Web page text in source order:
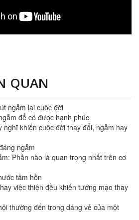
QUAN
ngẫm lại cuộc đời
để có được hạnh phúc
nghĩ khiến cuộc đời thay đổi, ngẫm hay
ngẫm
Phần nào là quan trọng nhất trên cơ
tâm hồn
việc thiện đều khiến tướng mạo thay
thường đến trong dáng vẻ của một